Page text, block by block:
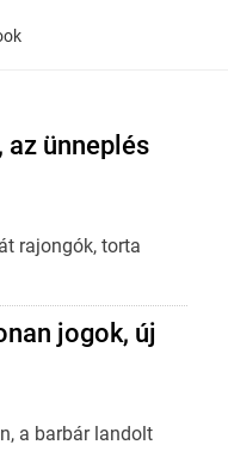
az ünneplés
rajongók, torta
jogok, új
a barbár landolt